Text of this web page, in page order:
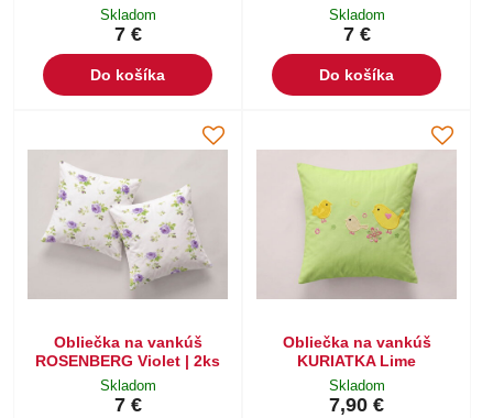
Skladom
7 €
Do košíka
Skladom
7 €
Do košíka
Obliečka na vankúš
ROSENBERG Violet | 2ks
Skladom
7 €
Obliečka na vankúš
KURIATKA Lime
Skladom
7,90 €